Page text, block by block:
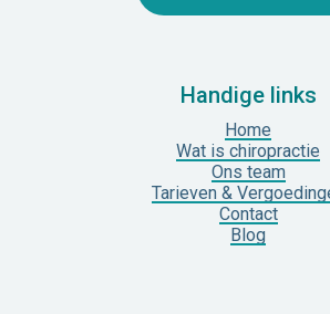
Handige links
Home
Wat is chiropractie
Ons team
Tarieven &
Contact
Blog